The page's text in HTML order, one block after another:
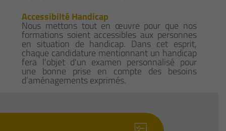
Accessibilté Handicap
Nous mettons tout en œuvre pour que nos
formations soient accessibles aux personnes
en situation de handicap. Dans cet esprit,
chaque candidature mentionnant un handicap
fera l'objet d'un examen personnalisé pour
une bonne prise en compte des besoins
d’aménagements exprimés.